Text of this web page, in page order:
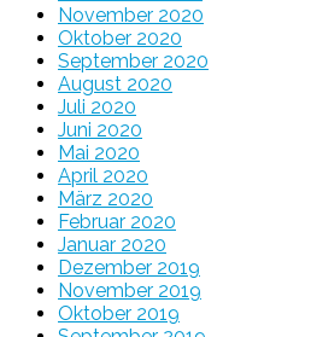
November 2020
Oktober 2020
September 2020
August 2020
Juli 2020
Juni 2020
Mai 2020
April 2020
März 2020
Februar 2020
Januar 2020
Dezember 2019
November 2019
Oktober 2019